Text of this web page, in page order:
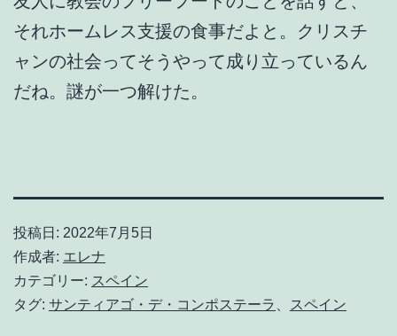
それホームレス支援の食事だよと。クリスチ
ャンの社会ってそうやって成り立っているん
だね。謎が一つ解けた。
投稿日: 2022年7月5日
作成者: エレナ
カテゴリー: スペイン
タグ: サンティアゴ・デ・コンポステーラ スペイン